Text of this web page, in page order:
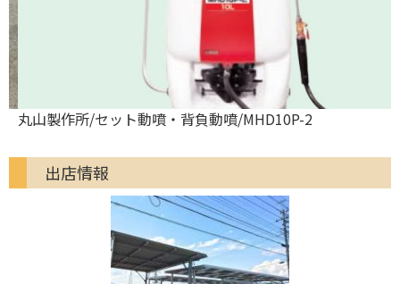
丸山製作所/セット動噴・背負動噴/MHD10P-2
出店情報